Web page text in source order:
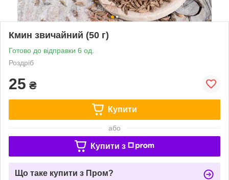
Кмин звичайний (50 г)
Готово до відправки 6 од.
Роздріб
25 ₴
Купити
або
Купити з
Що таке купити з Пром?